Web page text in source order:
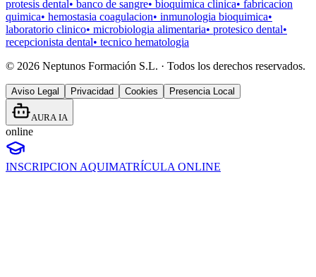
protesis dental• banco de sangre• bioquimica clinica• fabricacion
quimica• hemostasia coagulacion• inmunologia bioquimica•
laboratorio clinico• microbiologia alimentaria• protesico dental•
recepcionista dental• tecnico hematologia
© 2026 Neptunos Formación S.L. · Todos los derechos reservados.
Aviso Legal Privacidad Cookies Presencia Local
AURA IA
online
INSCRIPCION AQUIMATRÍCULA ONLINE